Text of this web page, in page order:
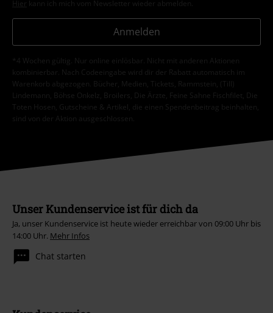
Hier kann ich mich vom Newsletter wieder abmelden.
Anmelden
*4 Wochen gültig. Nur online einlösbar. Nicht mit anderen Aktionen
kombinierbar. Nach Codeeingabe wird dir der Rabatt automatisch im
Warenkorb abgezogen. Bücher, Medien, Tickets, Rammstein, (Till)
Lindemann, Böhse Onkelz, Broilers, Die Ärzte, Feine Sahne Fischfilet, Die
Toten Hosen, Gutscheine & Artikel, die einen Spendenbeitrag beinhalten,
sind von der Aktion ausgeschlossen.
Unser Kundenservice ist für dich da
Ja, unser Kundenservice ist heute wieder erreichbar von 09:00 Uhr bis
14:00 Uhr. Mehr Infos
Chat starten